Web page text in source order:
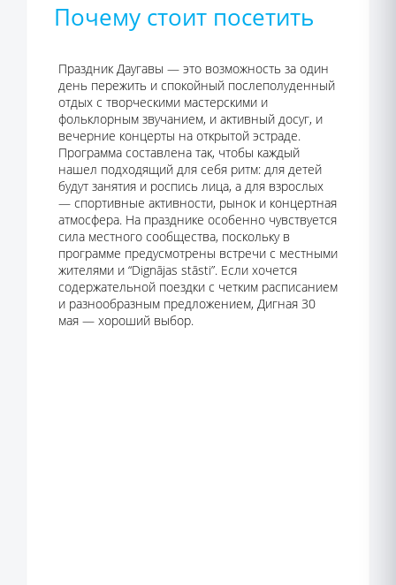
Почему стоит посетить
Праздник Даугавы — это возможность за один
день пережить и спокойный послеполуденный
отдых с творческими мастерскими и
фольклорным звучанием, и активный досуг, и
вечерние концерты на открытой эстраде.
Программа составлена так, чтобы каждый
нашел подходящий для себя ритм: для детей
будут занятия и роспись лица, а для взрослых
— спортивные активности, рынок и концертная
атмосфера. На празднике особенно чувствуется
сила местного сообщества, поскольку в
программе предусмотрены встречи с местными
жителями и “Dignājas stāsti”. Если хочется
содержательной поездки с четким расписанием
и разнообразным предложением, Дигная 30
мая — хороший выбор.